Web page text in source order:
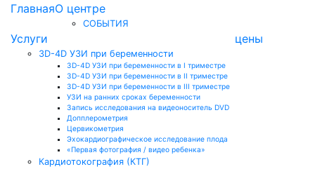
ГлавнаяО центре
СОБЫТИЯ
Услуги
3D-4D УЗИ при беременности
3D-4D УЗИ при беременности в I триместре
3D-4D УЗИ при беременности в II триместре
3D-4D УЗИ при беременности в III триместре
УЗИ на ранних сроках беременности
Запись исследования на видеоноситель DVD
Допплерометрия
Цервикометрия
Эхокардиографическое исследование плода
«Первая фотография / видео ребенка»
Кардиотокография (КТГ)
цены